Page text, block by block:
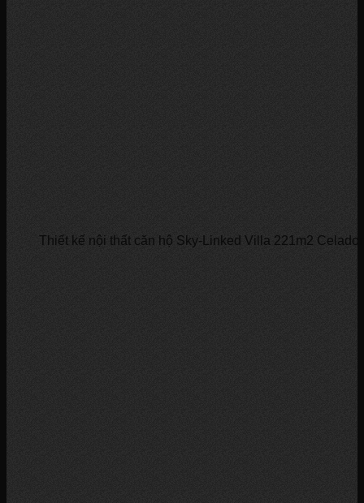
Thiết kế nội thất căn hộ Sky-Linked Villa 221m2